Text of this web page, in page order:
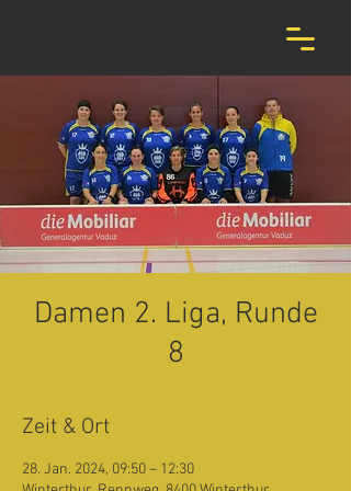
Damen 2. Liga, Runde
8
Zeit & Ort
28. Jan. 2024, 09:50 – 12:30